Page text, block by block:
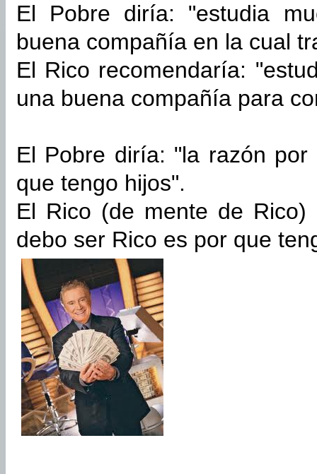
El Pobre diría: "estudia
buena compañía en la cual
El Rico recomendaría:
una buena compañía para
El Pobre diría: "la razón
que tengo hijos".
El Rico (de mente de
debo ser Rico es por que